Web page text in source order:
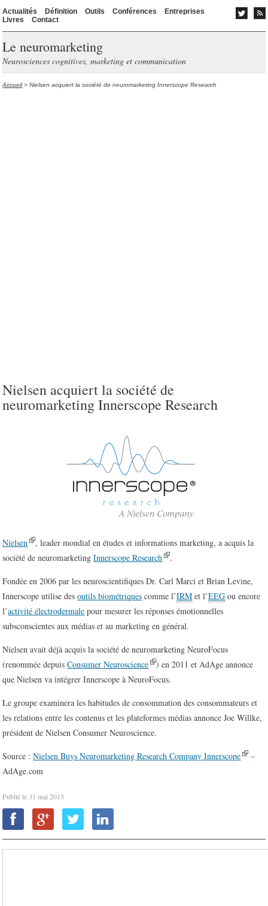
Actualités Définition Outils Conférences
Entreprises
Livres
Contact
Le neuromarketing
Neurosciences cognitives, marketing et communication
Accueil> Nielsen acquiert la société de neuromarketing Innerscope Research
Nielsen acquiert la société de
neuromarketing Innerscope Research
Nielsen
, leader mondial en études et informations marketing, a acquis la
société de neuromarketingInnerscope Research .
Fondée en 2006 par les neuroscientifiques Dr. Carl Marci et Brian Levine,
Innerscope utilise desoutils biométriques comme l’IRM et l’EEG ou encore
l’activité électrodermale pour mesurer les réponses émotionnelles
subsconscientes aux médias et au marketing en général.
Nielsen avait déjà acquis la société de neuromarketing NeuroFocus
(renommée depuisConsumer Neuroscience
) en 2011 et AdAge annonce
que Nielsen va intégrer Innerscope à NeuroFocus.
Le groupe examinera les habitudes de consommation des consommateurs et
les relations entre les contenus et les plateformes médias annonce Joe Willke,
président de Nielsen Consumer Neuroscience.
Source :Nielsen Buys Neuromarketing Research Company Innerscope
–
AdAge.com
Publié le 31 mai 2015